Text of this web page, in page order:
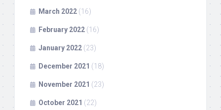
March 2022 (16)
February 2022 (16)
January 2022 (23)
December 2021 (18)
November 2021 (23)
October 2021 (22)